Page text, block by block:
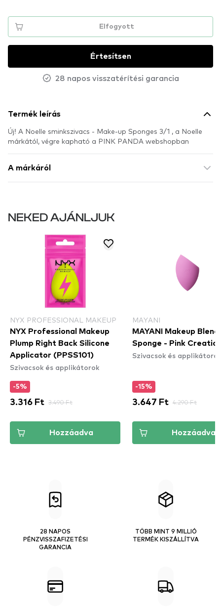
Elfogyott
Értesítsen
28 napos visszatérítési garancia
Termék leírás
Új! A Noelle sminkszivacs - Make-up Sponges 3/1 , a Noelle
márkától, végre kapható a PINK PANDA webshopban
A márkáról
NEKED AJÁNLJUK
NYX PROFESSIONAL MAKEUP
NYX Professional Makeup
Plump Right Back Silicone
Applicator (PPSS101)
Szivacsok és applikátorok
-5%
3.316 Ft 3.490 Ft
Hozzáadva
MAYANI
MAYANI Makeup
Sponge - Pink
Szivacsok és applikátorok
-15%
3.647 Ft 4.290 Ft
Hozzáadva
28 NAPOS
PÉNZVISSZAFIZETÉSI
GARANCIA
TÖBB MINT 9 MILLIÓ
TERMÉK KISZÁLLÍTVA